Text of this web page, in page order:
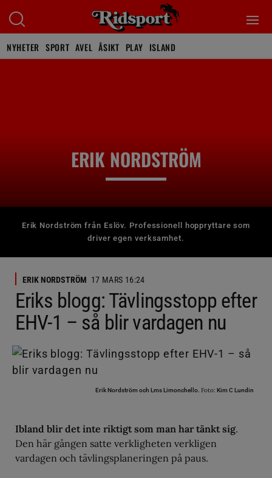
NYHETER SPORT AVEL ÅSIKT PLAY ISLAND
ERIK NORDSTRÖM
Erik Nordström från Eslöv. Professionell hoppryttare som
driver egen verksamhet.
ERIK NORDSTRÖM 17 MARS 16:24
Eriks blogg: Tävlingsstopp efter
EHV-1 – så blir vardagen nu
Erik Nordström och Lms Limonchello. Foto: Kim C Lundin
Ibland blir det inte riktigt som man har tänkt sig.
Den här gången satte verkligheten verkligen
vardagen och tävlingsplaneringen på paus.